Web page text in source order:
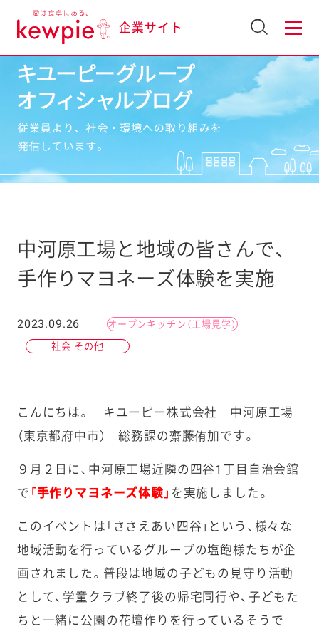
企業サイト
中河原工場と地域の皆さんで、
手作りマヨネーズ体験を実施
2023.09.26 オープンキッチン（工場見学）
社会 その他
こんにちは。 キユーピー株式会社 中河原工場
（東京都府中市） 総務課の齋藤侑加です。
９月２日に、中河原工場近隣の四谷1丁目自治会館
で 「手作りマヨネーズ体験」 を実施しました。
このイベントは「ささえあい四谷」という、様々な
地域活動を行っているグループの塩飽様たちが企
画されました。普段は地域の子どもの見守り活動
として、学童クラブ終了後の帰宅同行や、子どもた
ちと一緒に公園の花壇作りを行っているそうで